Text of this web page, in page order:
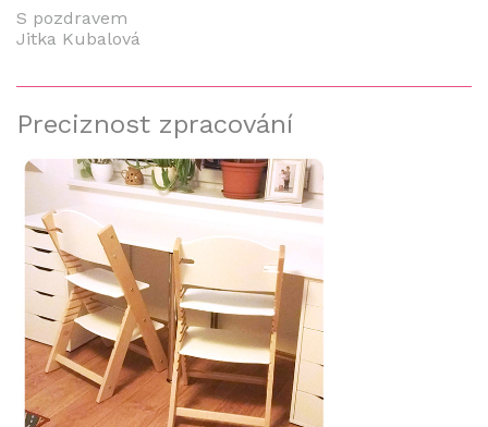
S pozdravem
Jitka Kubalová
Preciznost zpracování